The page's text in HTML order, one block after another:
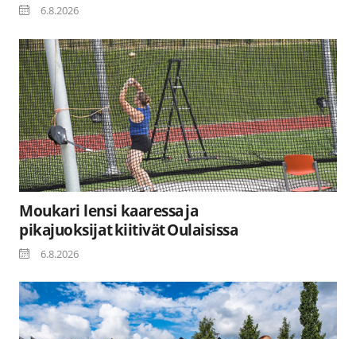
6.8.2026
Moukari lensi kaaressa ja
pikajuoksijat kiitivät Oulaisissa
6.8.2026